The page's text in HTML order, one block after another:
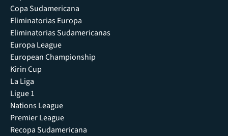
Copa Sudamericana
Eliminatorias Europa
Eliminatorias Sudamericanas
Europa League
European Championship
Kirin Cup
La Liga
Ligue 1
Nations League
Premier League
Recopa Sudamericana